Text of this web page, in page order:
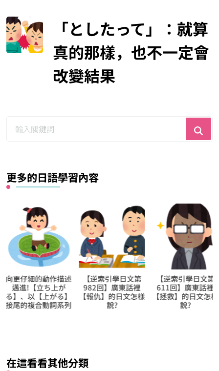
「としたって」：就算
真的那樣，也不一定會
改變結果
更多的日語學習內容
【逆索引學日文第
982回】廣東話裡
【報仇】的日文怎樣
說?
【逆索引學日文第
611回】廣東話裡
【拯救】的日文怎樣
說?
用聽解聽熟日語第
147回【請告訴我孩
子們的反應】的日常
表現
在這看看其他分類